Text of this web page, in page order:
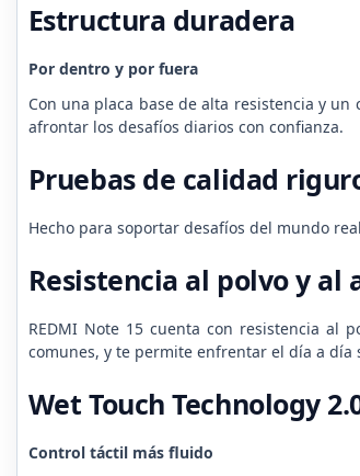
Estructura duradera
Por dentro y por fuera
Con una placa base de alta resistencia y
afrontar los desafíos diarios con confianza.
Pruebas de calidad
Hecho para soportar desafíos del mundo real
Resistencia al polvo y al
REDMI Note 15 cuenta con resistencia al
comunes, y te permite enfrentar el día a día
Wet Touch Technology
Control táctil más fluido